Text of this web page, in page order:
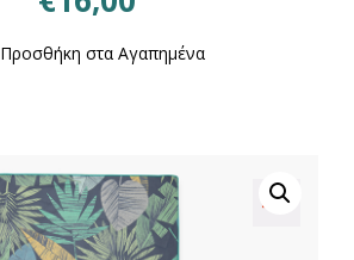
Προσθήκη στα Αγαπημένα